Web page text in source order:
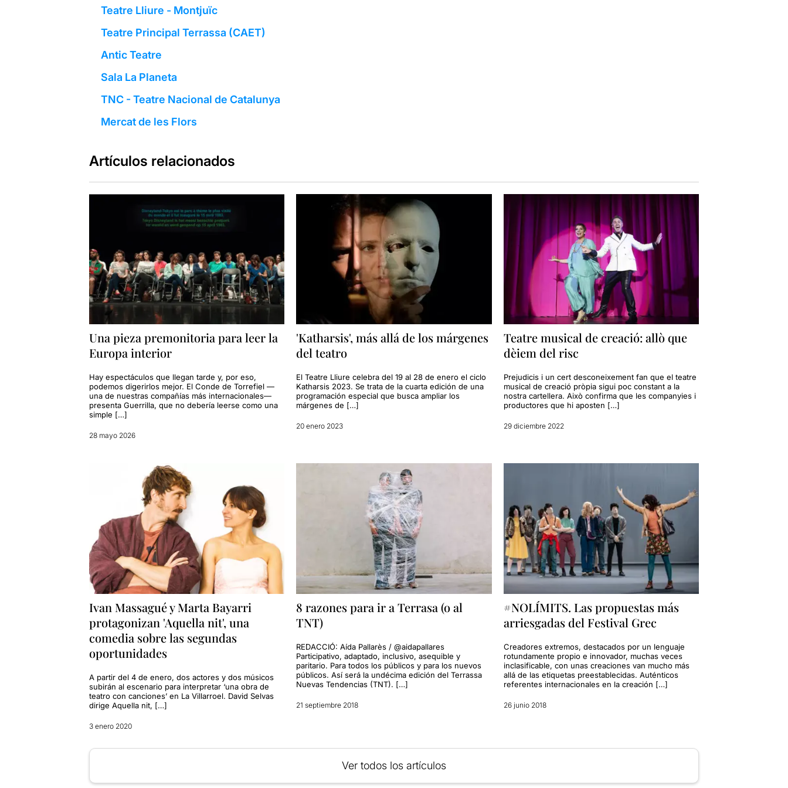
Teatre Lliure - Montjuïc
Teatre Principal Terrassa (CAET)
Antic Teatre
Sala La Planeta
TNC - Teatre Nacional de Catalunya
Mercat de les Flors
Artículos relacionados
Una pieza premonitoria para leer la
Europa interior
Hay espectáculos que llegan tarde y, por eso,
podemos digerirlos mejor. El Conde de Torrefiel —
una de nuestras compañías más internacionales—
presenta Guerrilla, que no debería leerse como una
simple […]
28 mayo 2026
'Katharsis', más allá de los márgenes
del teatro
El Teatre Lliure celebra del 19 al 28 de enero el ciclo
Katharsis 2023. Se trata de la cuarta edición de una
programación especial que busca ampliar los
márgenes de […]
20 enero 2023
Teatre musical de creació: allò que
dèiem del risc
Prejudicis i un cert desconeixement fan que el teatre
musical de creació pròpia sigui poc constant a la
nostra cartellera. Això confirma que les companyies i
productores que hi aposten […]
29 diciembre 2022
Ivan Massagué y Marta Bayarri
protagonizan 'Aquella nit', una
comedia sobre las segundas
oportunidades
A partir del 4 de enero, dos actores y dos músicos
subirán al escenario para interpretar ‘una obra de
teatro con canciones’ en La Villarroel. David Selvas
dirige Aquella nit, […]
3 enero 2020
8 razones para ir a Terrasa (o al
TNT)
REDACCIÓ: Aída Pallarès / @aidapallares
Participativo, adaptado, inclusivo, asequible y
paritario. Para todos los públicos y para los nuevos
públicos. Así será la undécima edición del Terrassa
Nuevas Tendencias (TNT). […]
21 septiembre 2018
#NOLÍMITS. Las propuestas más
arriesgadas del Festival Grec
Creadores extremos, destacados por un lenguaje
rotundamente propio e innovador, muchas veces
inclasificable, con unas creaciones van mucho más
allá de las etiquetas preestablecidas. Auténticos
referentes internacionales en la creación […]
26 junio 2018
Ver todos los artículos